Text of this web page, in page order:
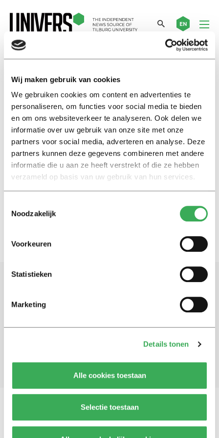
Wij maken gebruik van cookies
We gebruiken cookies om content en advertenties te
personaliseren, om functies voor social media te bieden
en om ons websiteverkeer te analyseren. Ook delen we
informatie over uw gebruik van onze site met onze
partners voor social media, adverteren en analyse. Deze
partners kunnen deze gegevens combineren met andere
informatie die u aan ze heeft verstrekt of die ze hebben
verzameld op basis van uw gebruik van hun services.
Noodzakelijk
Voorkeuren
Statistieken
Marketing
Details tonen
Alle cookies toestaan
Selectie toestaan
EN
Nieuws
Universiteit maakt virtuele
mensen
18 oktober 2017
In het hoofd van een pedofiel
Blijf op de hoogte. Meld je aan voor de nieuwsbrief van
Vragen, opmerkingen of tips?Neem contact met